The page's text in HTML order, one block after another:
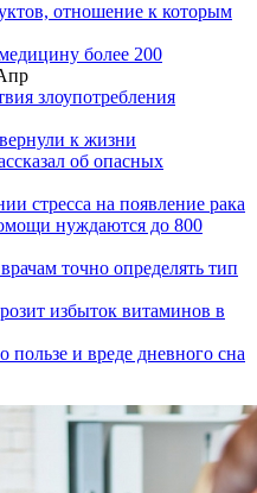
отношение к которым
более 200
злоупотребления
к жизни
об опасных
стресса на появление рака
нуждаются до 800
точно определять тип
избыток витаминов в
пользе и вреде дневного сна